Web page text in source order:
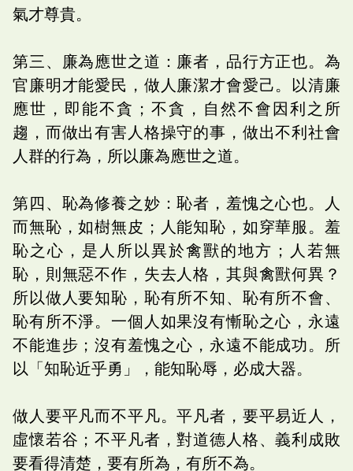
氣才尊貴。
第三、廉為應世之道：廉者，品行方正也。為
官廉明才能愛民，做人廉潔才會愛己。以清廉
應世，即能不貪；不貪，自然不會因利之所
趨，而做出有害人格操守的事，做出不利社會
人群的行為，所以廉為應世之道。
第四、恥為修養之妙：恥者，羞愧之心也。人
而無恥，如樹無皮；人能知恥，如穿華服。羞
恥之心，是人所以異於禽獸的地方；人若無
恥，則無惡不作，失去人格，其與禽獸何異？
所以做人要知恥，恥有所不知、恥有所不會、
恥有所不淨。一個人如果沒有慚恥之心，永遠
不能進步；沒有羞愧之心，永遠不能成功。所
以「知恥近乎勇」，能知恥辱，必成大器。
做人要平凡而不平凡。平凡者，要平易近人，
虛懷若谷；不平凡者，對道德人格、義利成敗
要看得清楚，要有所為，有所不為。